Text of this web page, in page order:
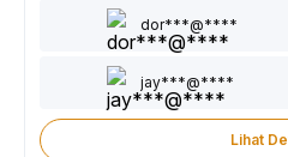
dor***@****
jay***@****
Lihat